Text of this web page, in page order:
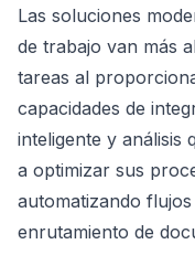
Las soluciones
de trabajo van más
tareas al
capacidades de
inteligente y análisis
a optimizar sus
automatizando
enrutamiento de